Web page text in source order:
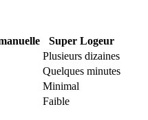
Super Logeur
Plusieurs dizaines
Quelques minutes
Minimal
Faible